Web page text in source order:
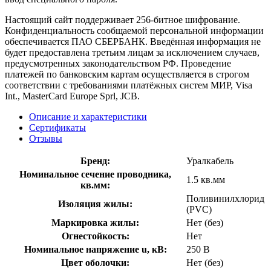
Настоящий сайт поддерживает 256-битное шифрование.
Конфиденциальность сообщаемой персональной информации
обеспечивается ПАО СБЕРБАНК. Введённая информация не
будет предоставлена третьим лицам за исключением случаев,
предусмотренных законодательством РФ. Проведение
платежей по банковским картам осуществляется в строгом
соответствии с требованиями платёжных систем МИР, Visa
Int., MasterCard Europe Sprl, JCB.
Описание и характеристики
Сертификаты
Отзывы
Бренд:
Уралкабель
Номинальное сечение проводника,
кв.мм:
1.5 кв.мм
Изоляция жилы:
Поливинилхлорид
(PVC)
Маркировка жилы:
Нет (без)
Огнестойкость:
Нет
Номинальное напряжение u, кВ:
250 В
Цвет оболочки:
Нет (без)